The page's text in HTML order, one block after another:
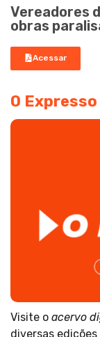
Vereadores
obras
Acessar
O
Visite o acervo
diversas